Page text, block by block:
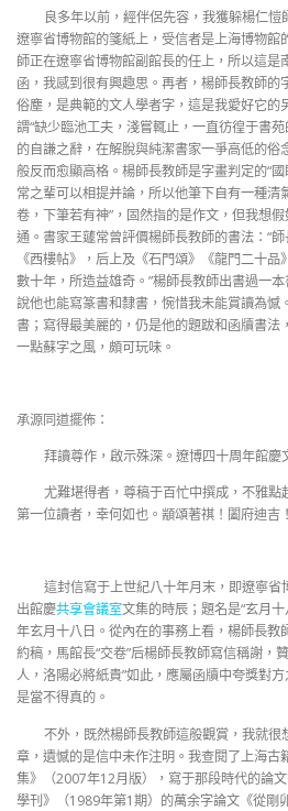
良多年以前，經伴侶先容，我獲躲楊仁
遼寧省博物館的箋紙上，受信者是上海博物館
師正在遼寧省博物館副館長的任上，所以這是
函，我感到很有興趣思。再者，楊師長教師
俗塵，是典範的文人學者字，這是我愛好它的
謂“缺少臨池工夫，淺嘗輒止，一直彷徨于書
的自謙之辭，在解脫與純潔書家一爭高低的
般反而愈顯高格。楊師長教師是字畫判定的“
常之輩可以相提并論，所以他筆下自有一種清
卷，下筆若有神”，固然指的是作文，但我想
通。書家王蘧常曾評價楊師長教師的書法：“
《西樓帖》，后上及《石門頌》《龍門二十
數十年，所造益雄奇。”楊師長教師出書過一
說他也能寫篆書和隸書，惋惜我未能賞讀為憾
書；寫得最美麗的，仍是他的題跋和函牘書法
一點蘇字之風，頗可玩味。
承源同道擺佈：
拜讀尊作，啟示殊深。遼博四十周年館慶
尤難堪得者，尊稿于百忙中撰成，不雅
第一位讀者，幸何如也。顓頌著祺！闔府迪吉！
這封信寫于上世紀八十年月末，即遼寧
出館慶共享會議室文集的時辰；題名是“玄月
年玄月十八日。從內在的事務上看，楊師長教
約稿，馬館長“交卷”后楊師長教師寫信稱謝，
人，洛陽必將紙貴”如此，應屬函牘中夸獎對
是當不得真的。
不外，既然楊師長教師這般觀賞，我就
章，遺憾的是信中未作注明。我查閱了上海古
集》（2007年12月版），寫于那段時代的論
學刊》（1989年第1期）的萬余字論文《從